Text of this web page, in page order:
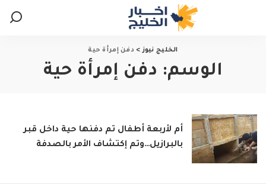
الخليج نيوز> دفن إمرأة حية
الوسم: دفن إمرأة حية
أم لأربعة أطفال تم دفنها حية داخل قبر
بالبرازيل…وتم إكتشاف الأمر بالصدفة